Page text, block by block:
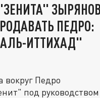
ЗЫРЯНОВ
ПЕДРО:
ИТТИХАД"
вокруг Педро
под руководством